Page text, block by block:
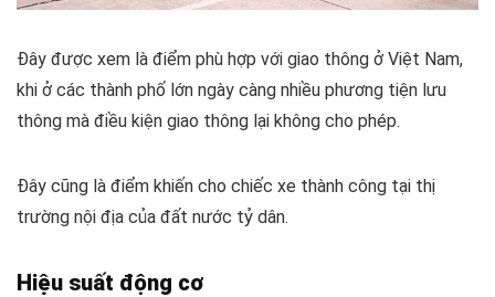
Đây được xem là điểm phù hợp với giao thông ở Việt Nam,
khi ở các thành phố lớn ngày càng nhiều phương tiện lưu
thông mà điều kiện giao thông lại không cho phép.
Đây cũng là điểm khiến cho chiếc xe thành công tại thị
trường nội địa của đất nước tỷ dân.
Hiệu suất động cơ